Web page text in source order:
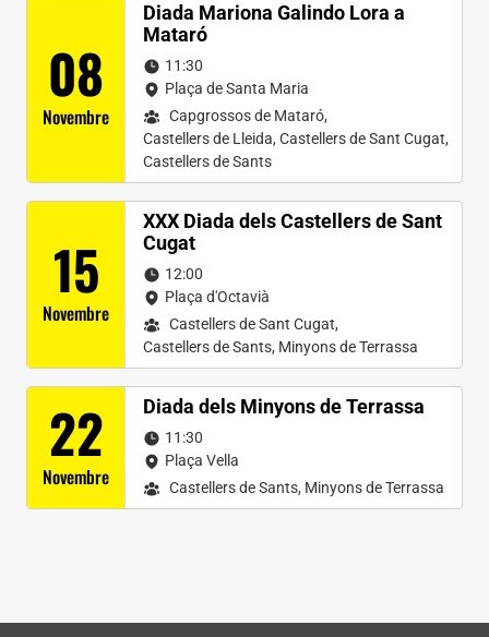
08
Novembre
Diada Mariona Galindo Lora a
Mataró
11:30
Plaça de Santa Maria
Capgrossos de Mataró,
Castellers de Lleida, Castellers de Sant Cugat,
Castellers de Sants
15
Novembre
XXX Diada dels Castellers de Sant
Cugat
12:00
Plaça d'Octavià
Castellers de Sant Cugat,
Castellers de Sants, Minyons de Terrassa
22
Novembre
Diada dels Minyons de Terrassa
11:30
Plaça Vella
Castellers de Sants, Minyons de Terrassa